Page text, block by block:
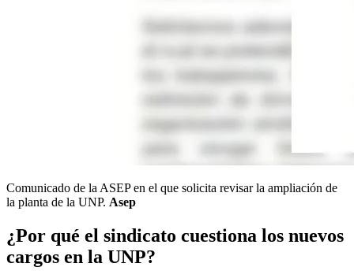
Comunicado de la ASEP en el que solicita revisar la ampliación de
la planta de la UNP. Asep
¿Por qué el sindicato cuestiona los nuevos
cargos en la UNP?